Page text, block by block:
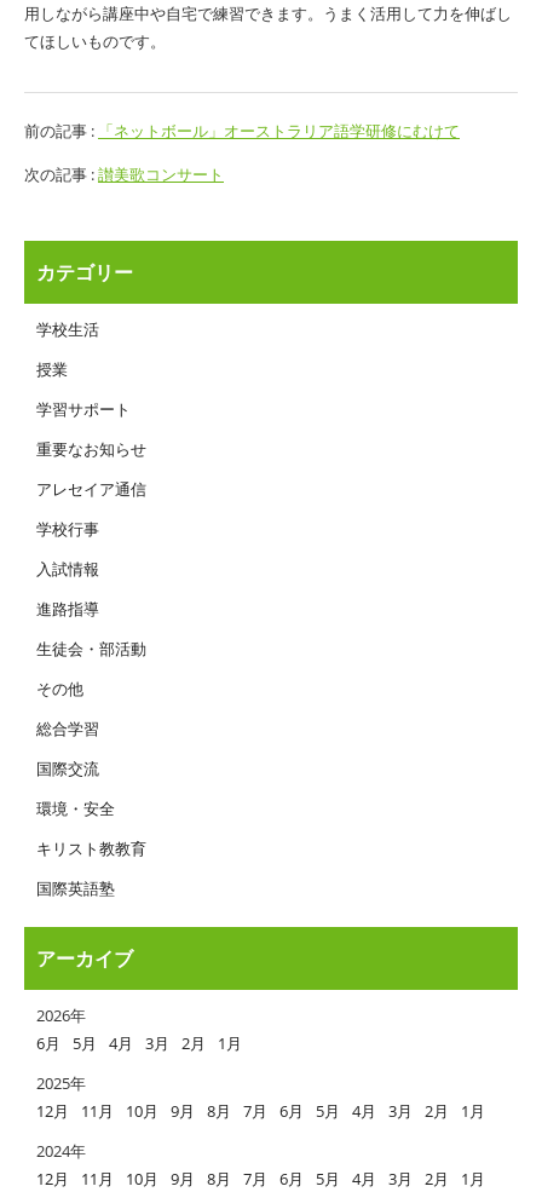
用しながら講座中や自宅で練習できます。うまく活用して力を伸ばし
てほしいものです。
前の記事 : 「ネットボール」オーストラリア語学研修にむけて
次の記事 :讃美歌コンサート
カテゴリー
学校生活
授業
学習サポート
重要なお知らせ
アレセイア通信
学校行事
入試情報
進路指導
生徒会・部活動
その他
総合学習
国際交流
環境・安全
キリスト教教育
国際英語塾
アーカイブ
2026年
6月
5月 4月 3月 2月
1月
2025年
12月
11月 10月 9月 8月 7月 6月 5月 4月 3月 2月
1月
2024年
12月
11月 10月 9月 8月 7月 6月 5月 4月 3月 2月
1月